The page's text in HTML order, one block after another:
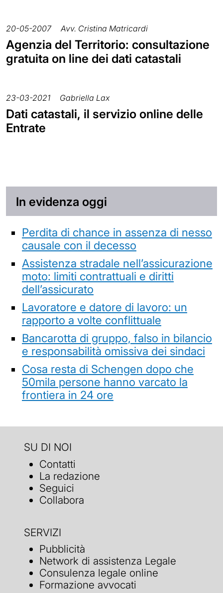
20-05-2007 Avv. Cristina Matricardi
Agenzia del Territorio: consultazione
gratuita on line dei dati catastali
23-03-2021 Gabriella Lax
Dati catastali, il servizio online delle
Entrate
In evidenza oggi
Perdita di chance in assenza di nesso
causale con il decesso
Assistenza stradale nell’assicurazione
moto: limiti contrattuali e diritti
dell’assicurato
Lavoratore e datore di lavoro: un
rapporto a volte conflittuale
Bancarotta di gruppo, falso in bilancio
e responsabilità omissiva dei sindaci
Cosa resta di Schengen dopo che
50mila persone hanno varcato la
frontiera in 24 ore
SU DI NOI
Contatti
La redazione
Seguici
Collabora
SERVIZI
Pubblicità
Network di assistenza Legale
Consulenza legale online
Formazione avvocati